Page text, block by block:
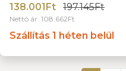
138.001Ft 197.145Ft
Nettó ár: 108.662Ft
Szállítás 1 héten belül